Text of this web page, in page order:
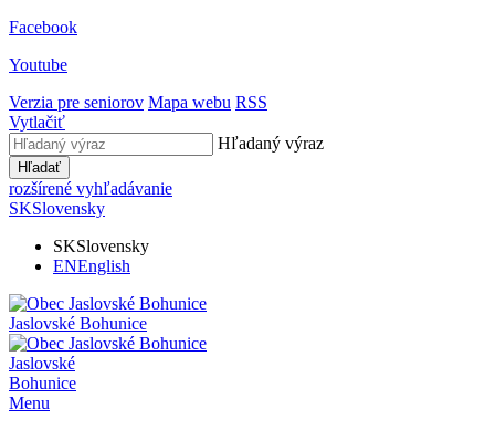
Facebook
Youtube
Verzia pre seniorov Mapa webu RSS
Vytlačiť
Hľadaný výraz
Hľadať
rozšírené vyhľadávanie
SKSlovensky
SKSlovensky
ENEnglish
Jaslovské Bohunice
Jaslovské
Bohunice
Menu